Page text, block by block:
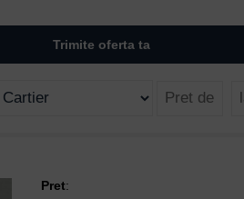
Trimite oferta ta
Pret: